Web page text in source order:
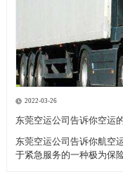
2022-03-26
东莞空运公司告诉你空运
东莞空运公司告诉你航空
于紧急服务的一种极为保